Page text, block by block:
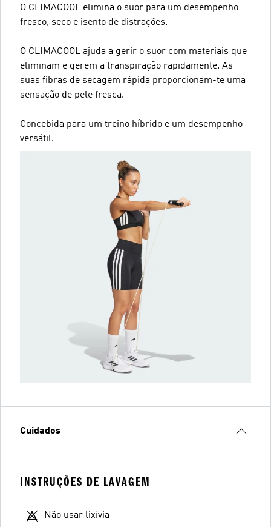
O CLIMACOOL elimina o suor para um desempenho
fresco, seco e isento de distrações.
O CLIMACOOL ajuda a gerir o suor com materiais que
eliminam e gerem a transpiração rapidamente. As
suas fibras de secagem rápida proporcionam-te uma
sensação de pele fresca.
Concebida para um treino híbrido e um desempenho
versátil.
Cuidados
INSTRUÇÕES DE LAVAGEM
Não usar lixívia